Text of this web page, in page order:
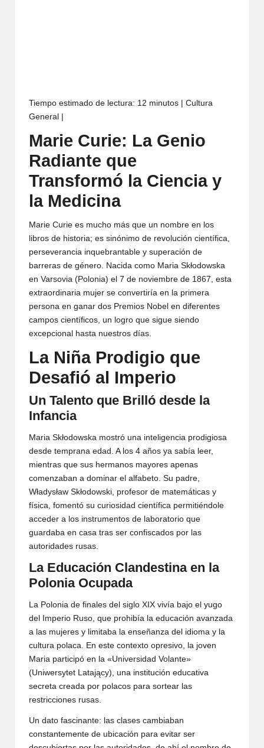
Tiempo estimado de lectura: 12 minutos | Cultura
General |
Marie Curie: La Genio
Radiante que
Transformó la Ciencia y
la Medicina
Marie Curie es mucho más que un nombre en los
libros de historia; es sinónimo de revolución científica,
perseverancia inquebrantable y superación de
barreras de género. Nacida como Maria Skłodowska
en Varsovia (Polonia) el 7 de noviembre de 1867, esta
extraordinaria mujer se convertiría en la primera
persona en ganar dos Premios Nobel en diferentes
campos científicos, un logro que sigue siendo
excepcional hasta nuestros días.
La Niña Prodigio que
Desafió al Imperio
Un Talento que Brilló desde la
Infancia
Maria Skłodowska mostró una inteligencia prodigiosa
desde temprana edad. A los 4 años ya sabía leer,
mientras que sus hermanos mayores apenas
comenzaban a dominar el alfabeto. Su padre,
Władysław Skłodowski, profesor de matemáticas y
física, fomentó su curiosidad científica permitiéndole
acceder a los instrumentos de laboratorio que
guardaba en casa tras ser confiscados por las
autoridades rusas.
La Educación Clandestina en la
Polonia Ocupada
La Polonia de finales del siglo XIX vivía bajo el yugo
del Imperio Ruso, que prohibía la educación avanzada
a las mujeres y limitaba la enseñanza del idioma y la
cultura polaca. En este contexto opresivo, la joven
Maria participó en la «Universidad Volante»
(Uniwersytet Latający), una institución educativa
secreta creada por polacos para sortear las
restricciones rusas.
Un dato fascinante: las clases cambiaban
constantemente de ubicación para evitar ser